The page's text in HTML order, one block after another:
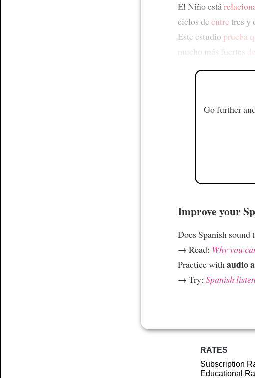
El Niño está
ciclos deentretres y
Este estudio prueba
mucho más fuertes
Go further
Improve your
Does Spanish sound
→ Read: Why you
Practice with audio
→ Try: Spanish
RATES
Subscription
Educational